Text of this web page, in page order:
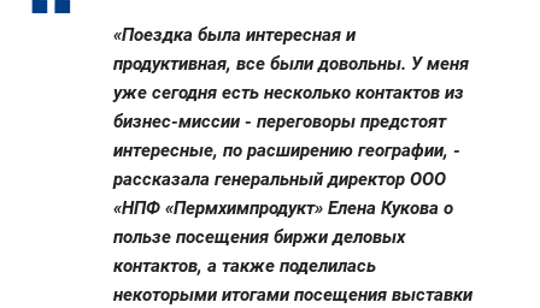
«Поездка была интересная и
продуктивная, все были довольны. У меня
уже сегодня есть несколько контактов из
бизнес-миссии - переговоры предстоят
интересные, по расширению географии, -
рассказала генеральный директор ООО
«НПФ «Пермхимпродукт» Елена Кукова о
пользе посещения биржи деловых
контактов, а также поделилась
некоторыми итогами посещения выставки